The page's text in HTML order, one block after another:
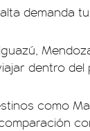
demanda
dentro del
como